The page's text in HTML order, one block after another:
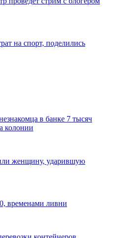
на спорт, поделились
в банке 7 тысяч
колонии
женщину, ударившую
временами ливни